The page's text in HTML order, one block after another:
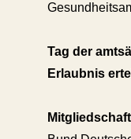
Tag der
Erlaubnis